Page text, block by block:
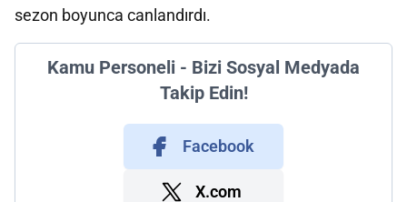
sezon boyunca canlandırdı.
Kamu Personeli - Bizi Sosyal Medyada
Takip Edin!
Facebook
X.com